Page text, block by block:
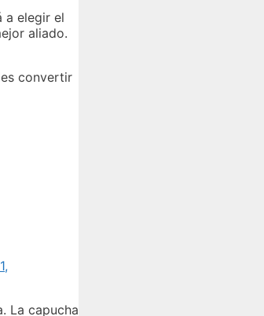
a elegir el
aliado.
convertir
La capucha